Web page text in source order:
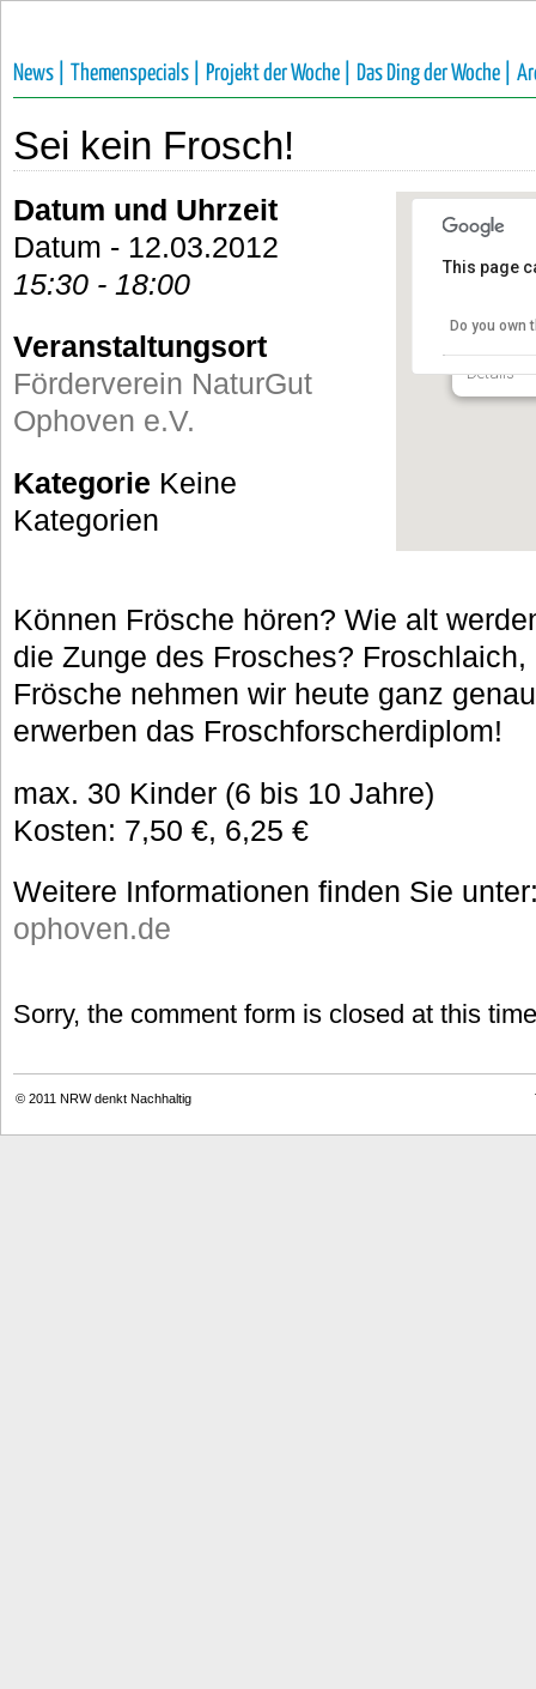
News | Themenspecials | Projekt der Woche | Das Ding der Woche |
Sei kein Frosch!
Talstraße
Details
This page
Do you own
Datum und Uhrzeit
Datum - 12.03.2012
15:30 - 18:00
Veranstaltungsort
Förderverein NaturGut
Ophoven e.V.
Kategorie Keine
Kategorien
Können Frösche hören? Wie alt
die Zunge des Frosches?
Frösche nehmen wir heute ganz
erwerben das Froschforscherdiplom!
max. 30 Kinder (6 bis 10 Jahre)
Kosten: 7,50 €, 6,25 €
Weitere Informationen finden Sie
ophoven.de
Sorry, the comment form is closed at this
© 2011 NRW denkt Nachhaltig